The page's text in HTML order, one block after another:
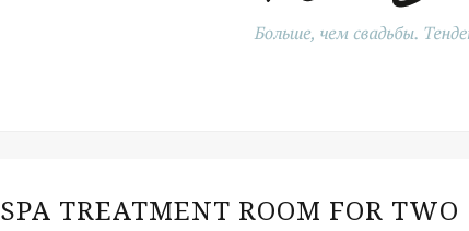
SPA TREATMENT ROOM FOR TWO